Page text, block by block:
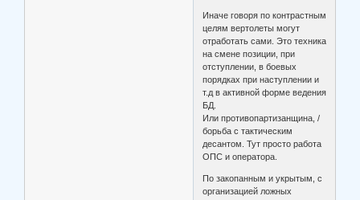
Иначе говоря по контрастным
целям вертолеты могут
отработать сами. Это техника
на смене позиции, при
отступлении, в боевых
порядках при наступлении и
т.д в активной форме ведения
БД.
Или противопартизанщина, /
борьба с тактическим
десантом. Тут просто работа
ОПС и оператора.
По закопанным и укрытым, с
организацией ложных